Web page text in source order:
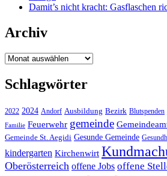
Damit’s nicht kracht: Gasflaschen
Archiv
Archiv
Schlagwörter
2022 2024 Andorf Ausbildung Bezirk Blutspenden
Familie Feuerwehr gemeinde
Gemeinde St. Aegidi Gesunde Gemeinde
kindergarten Kirchenwirt
Oberösterreich offene Jobs offene